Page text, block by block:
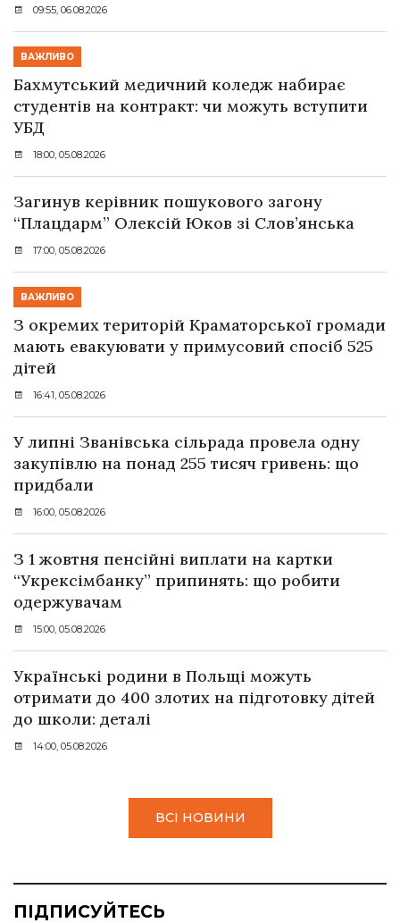
09:55, 06.08.2026
ВАЖЛИВО
Бахмутський медичний коледж набирає
студентів на контракт: чи можуть вступити
УБД
18:00, 05.08.2026
Загинув керівник пошукового загону
“Плацдарм” Олексій Юков зі Слов’янська
17:00, 05.08.2026
ВАЖЛИВО
З окремих територій Краматорської громади
мають евакуювати у примусовий спосіб 525
дітей
16:41, 05.08.2026
У липні Званівська сільрада провела одну
закупівлю на понад 255 тисяч гривень: що
придбали
16:00, 05.08.2026
З 1 жовтня пенсійні виплати на картки
“Укрексімбанку” припинять: що робити
одержувачам
15:00, 05.08.2026
Українські родини в Польщі можуть
отримати до 400 злотих на підготовку дітей
до школи: деталі
14:00, 05.08.2026
ВСІ НОВИНИ
ПІДПИСУЙТЕСЬ